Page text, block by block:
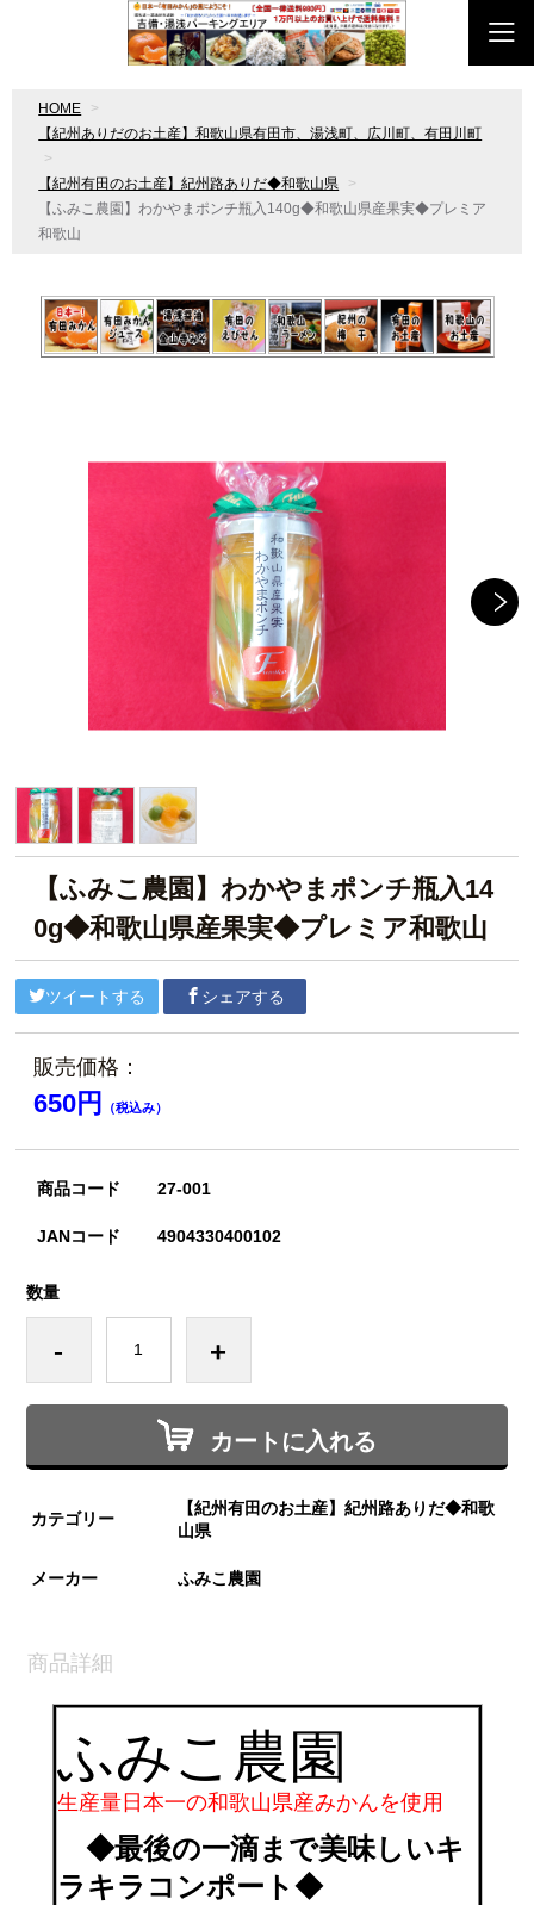
HOME
【紀州ありだのお土産】和歌山県有田市、湯浅町、広川町、有田川町
【紀州有田のお土産】紀州路ありだ◆和歌山県
【ふみこ農園】わかやまポンチ瓶入140g◆和歌山県産果実◆プレミア
和歌山
【ふみこ農園】わかやまポンチ瓶入14
0g◆和歌山県産果実◆プレミア和歌山
ツイートする シェアする
販売価格：
650円 （税込み）
商品コード 27-001
JANコード 4904330400102
数量
- +
カートに入れる
カテゴリー
【紀州有田のお土産】紀州路ありだ◆和歌
山県
メーカー ふみこ農園
商品詳細
ふみこ農園
生産量日本一の和歌山県産みかんを使用
◆最後の一滴まで美味しいキ
ラキラコンポート◆